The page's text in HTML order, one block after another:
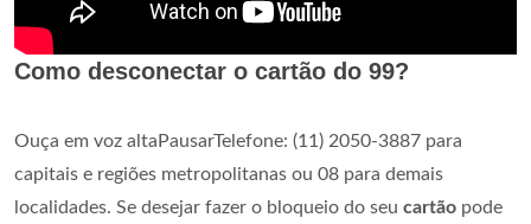
Como desconectar o cartão do 99?
Ouça em voz altaPausarTelefone: (11) 2050-3887 para
capitais e regiões metropolitanas ou 08 para demais
localidades. Se desejar fazer o bloqueio do seu cartão pode